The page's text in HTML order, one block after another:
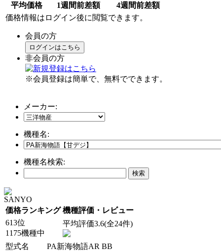
平均価格
1週間前差額
4週間前差額
価格情報はログイン後に閲覧できます。
会員の方
ログインはこちら
非会員の方
※会員登録は簡単で、無料でできます。
メーカー:
機種名:
機種名検索:
SANYO
価格ランキング 機種評価・レビュー
613位
1175機種中
平均評価3.6(全24件)
型式名
PA新海物語AR BB